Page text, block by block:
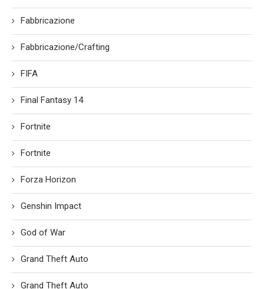
Fabbricazione
Fabbricazione/Crafting
FIFA
Final Fantasy 14
Fortnite
Fortnite
Forza Horizon
Genshin Impact
God of War
Grand Theft Auto
Grand Theft Auto